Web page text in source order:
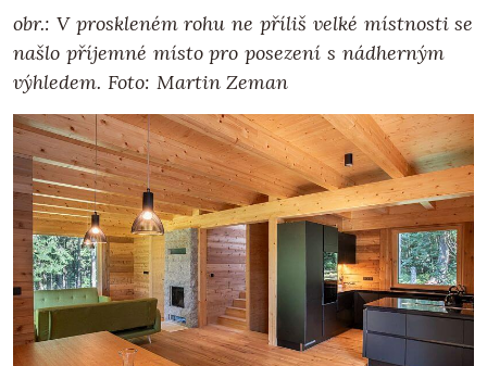
obr.: V proskleném rohu ne příliš velké místnosti se
našlo příjemné místo pro posezení s nádherným
výhledem. Foto: Martin Zeman